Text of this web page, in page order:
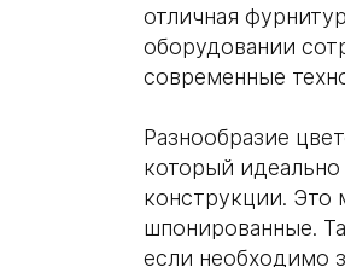
отличная
оборудовании
современные
Разнообразие
который
конструкции. Это
шпонированные.
если необходимо